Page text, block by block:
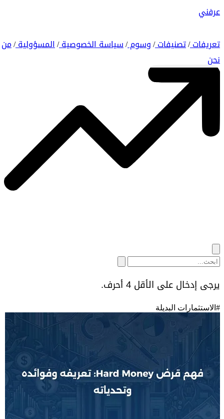
عرفني
تعريفات/ تصنيفات/ وسوم/ سياسة الخصوصية/ المسؤولية/ من
نحن
يرجى إدخال على الأقل 4 أحرف.
# الاستثمارات البديلة